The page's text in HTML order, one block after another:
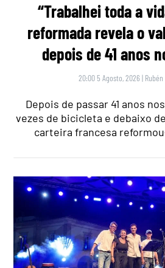
“Trabalhei toda a
reformada revela o
depois de 41 anos
20:00 5 Agosto, 2026 |
Depois de passar 41 anos
vezes de bicicleta e debaixo
carteira francesa